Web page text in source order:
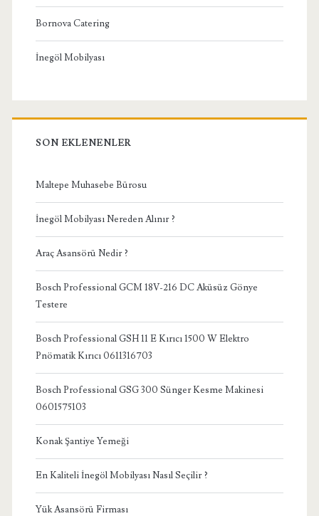
Bornova Catering
İnegöl Mobilyası
SON EKLENENLER
Maltepe Muhasebe Bürosu
İnegöl Mobilyası Nereden Alınır ?
Araç Asansörü Nedir ?
Bosch Professional GCM 18V-216 DC Aküsüz Gönye
Testere
Bosch Professional GSH 11 E Kırıcı 1500 W Elektro
Pnömatik Kırıcı 0611316703
Bosch Professional GSG 300 Sünger Kesme Makinesi
0601575103
Konak Şantiye Yemeği
En Kaliteli İnegöl Mobilyası Nasıl Seçilir ?
Yük Asansörü Firması